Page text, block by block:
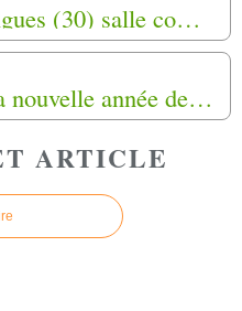
Saint-Martin-de-Valgalgues (30) salle comble pour les pieds tanqués ( harkis et l'engagement de certains Français )
Les vœux 2016, pour la nouvelle année de l'association départementale harkis Dordogne veuves et orphelins.
ARTICLE